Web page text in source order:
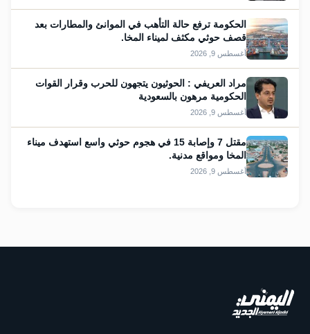
الحكومة ترفع حالة التأهب في الموانئ والمطارات بعد
قصف حوثي مكثف لميناء المخا.
أغسطس 9, 2026
مراد العريفي : الحوثيون يتجهون للحرب وقرار القوات
الحكومية مرهون بالسعودية
أغسطس 9, 2026
مقتل 7 وإصابة 15 في هجوم حوثي واسع استهدف ميناء
المخا ومواقع مدنية.
أغسطس 9, 2026